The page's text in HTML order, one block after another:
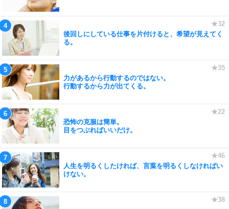
後回しにしている仕事を片付けると、希望が見えてく
る。
力があるから行動するのではない。
行動するから力が出てくる。
恐怖の克服は簡単。
目をつぶればいいだけ。
人生を明るくしたければ、言葉を明るくしなければい
けない。